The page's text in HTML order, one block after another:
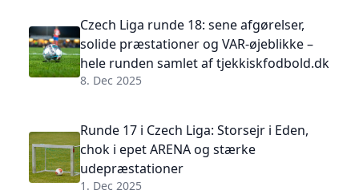
Czech Liga runde 18: sene afgørelser,
solide præstationer og VAR-øjeblikke –
hele runden samlet af tjekkiskfodbold.dk
8. Dec 2025
Runde 17 i Czech Liga: Storsejr i Eden,
chok i epet ARENA og stærke
udepræstationer
1. Dec 2025